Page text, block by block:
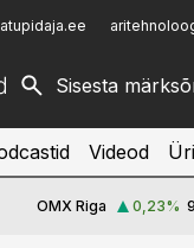
imelineajalugu.ee
Videod
OMX Riga 0,23%